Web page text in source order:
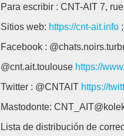
Para escribir : CNT-AIT 7,
Sitios web: https://cnt-ait.info ;
Facebook :
@cnt.ait.toulouse https://
Twitter : @CNTAIT https://
Mastodonte:
Lista de distribución de